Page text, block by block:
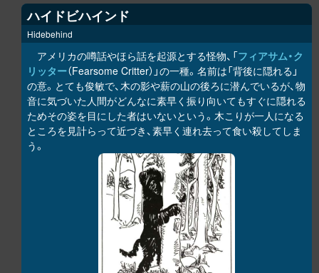
ハイドビハインド
Hidebehind
アメリカの噂話やほら話を起源とする怪物、「フィアサム・ク
リッター（Fearsome Critter）」の一種。名前は「背後に隠れる」
の意。とても俊敏で、木の影や薪の山の後ろに潜んでいるが、物
音に気づいた人間がどんなに素早く振り向いてもすぐに隠れる
ためその姿を目にした者はいないという。木こりが一人になる
ところを見計らって近づき、素早く連れ去って食い殺してしま
う。